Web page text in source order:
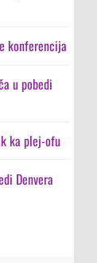
konferencija
u pobedi
ka plej-ofu
Denvera